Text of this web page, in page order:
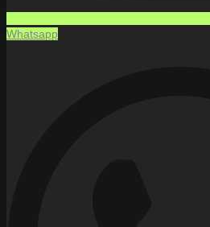
Whatsapp